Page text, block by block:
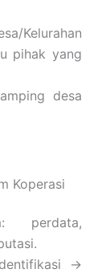
Kelurahan
pihak yang
desa
Koperasi
perdata,
→